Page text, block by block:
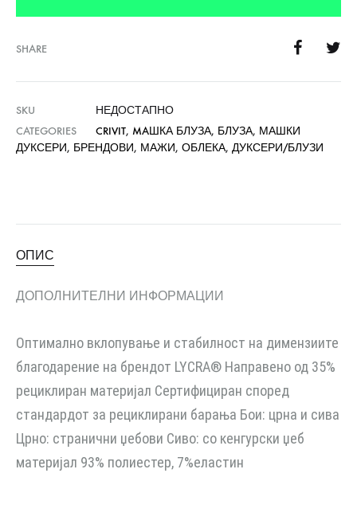
SHARE
SKU
НЕДОСТАПНО
CATEGORIES
CRIVIT, MAШКА БЛУЗА, БЛУЗА, МАШКИ
ДУКСЕРИ, БРЕНДОВИ, МАЖИ, ОБЛЕКА, ДУКСЕРИ/БЛУЗИ
ОПИС
ДОПОЛНИТЕЛНИ ИНФОРМАЦИИ
Оптимално вклопување и стабилност на димензиите
благодарение на брендот LYCRA® Направено од 35%
рециклиран материјал Сертифициран според
стандардот за рециклирани барања Бои: црна и сива
Црно: странични џебови Сиво: со кенгурски џеб
материјал 93% полиестер, 7%еластин